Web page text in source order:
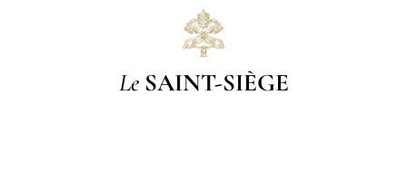
Le SAINT-SIÈGE